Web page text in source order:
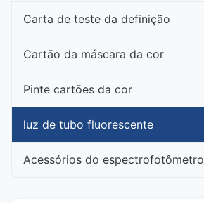
Carta de teste da definição
Cartão da máscara da cor
Pinte cartões da cor
luz de tubo fluorescente
Acessórios do espectrofotômetro